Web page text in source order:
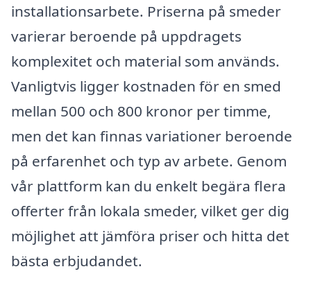
installationsarbete. Priserna på smeder
varierar beroende på uppdragets
komplexitet och material som används.
Vanligtvis ligger kostnaden för en smed
mellan 500 och 800 kronor per timme,
men det kan finnas variationer beroende
på erfarenhet och typ av arbete. Genom
vår plattform kan du enkelt begära flera
offerter från lokala smeder, vilket ger dig
möjlighet att jämföra priser och hitta det
bästa erbjudandet.